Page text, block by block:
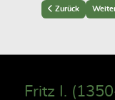
Previous article:
Zurück Next
Fritz I.